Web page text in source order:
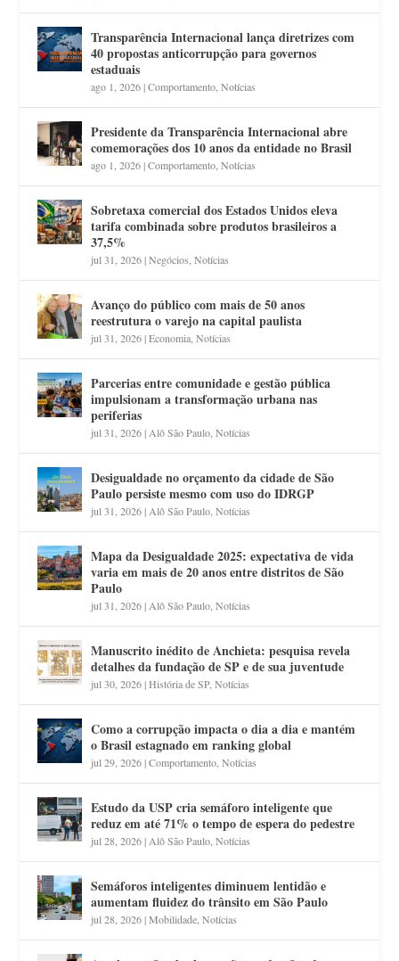
Transparência Internacional lança diretrizes com
40 propostas anticorrupção para governos
estaduais
ago 1, 2026|Comportamento ,Notícias
Presidente da Transparência Internacional abre
comemorações dos 10 anos da entidade no Brasil
ago 1, 2026|Comportamento ,Notícias
Sobretaxa comercial dos Estados Unidos eleva
tarifa combinada sobre produtos brasileiros a
37,5%
jul 31, 2026|Negócios ,Notícias
Avanço do público com mais de 50 anos
reestrutura o varejo na capital paulista
jul 31, 2026|Economia ,Notícias
Parcerias entre comunidade e gestão pública
impulsionam a transformação urbana nas
periferias
jul 31, 2026| Alô São Paulo ,Notícias
Desigualdade no orçamento da cidade de São
Paulo persiste mesmo com uso do IDRGP
jul 31, 2026| Alô São Paulo ,Notícias
Mapa da Desigualdade 2025: expectativa de vida
varia em mais de 20 anos entre distritos de São
Paulo
jul 31, 2026| Alô São Paulo ,Notícias
Manuscrito inédito de Anchieta: pesquisa revela
detalhes da fundação de SP e de sua juventude
jul 30, 2026|História de SP,Notícias
Como a corrupção impacta o dia a dia e mantém
o Brasil estagnado em ranking global
jul 29, 2026|Comportamento ,Notícias
Estudo da USP cria semáforo inteligente que
reduz em até 71% o tempo de espera do pedestre
jul 28, 2026| Alô São Paulo ,Notícias
Semáforos inteligentes diminuem lentidão e
aumentam fluidez do trânsito em São Paulo
jul 28, 2026|Mobilidade ,Notícias